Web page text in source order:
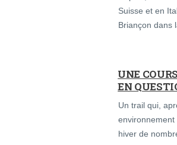
Suisse et en
Briançon dans
UNE
EN
Un trail qui,
hiver de